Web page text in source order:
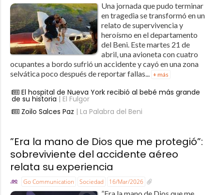
Una jornada que pudo terminar
en tragedia se transformó en un
relato de supervivencia y
heroísmo en el departamento
del Beni. Este martes 21 de
abril, una avioneta con cuatro
ocupantes a bordo sufrió un accidente y cayó en una zona
selvática poco después de reportar fallas... + más
El hospital de Nueva York recibió al bebé más grande
de su historia | El Fulgor
Zoilo Salces Paz | La Palabra del Beni
”Era la mano de Dios que me protegió”:
sobreviviente del accidente aéreo
relata su experiencia
Go Communication Sociedad 16/Mar/2026